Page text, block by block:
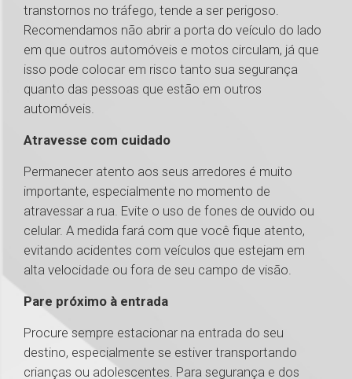
transtornos no tráfego, tende a ser perigoso.
Recomendamos não abrir a porta do veículo do lado
em que outros automóveis e motos circulam, já que
isso pode colocar em risco tanto sua segurança
quanto das pessoas que estão em outros
automóveis.
Atravesse com cuidado
Permanecer atento aos seus arredores é muito
importante, especialmente no momento de
atravessar a rua. Evite o uso de fones de ouvido ou
celular. A medida fará com que você fique atento,
evitando acidentes com veículos que estejam em
alta velocidade ou fora de seu campo de visão.
Pare próximo à entrada
Procure sempre estacionar na entrada do seu
destino, especialmente se estiver transportando
crianças ou adolescentes. Para segurança e dos